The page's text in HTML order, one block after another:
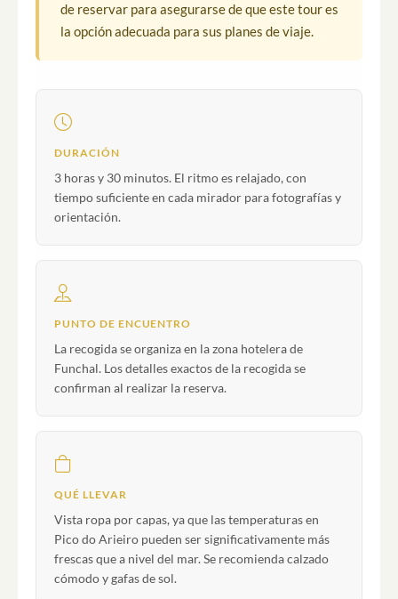
de reservar para asegurarse de que este tour es
la opción adecuada para sus planes de viaje.
DURACIÓN
3 horas y 30 minutos. El ritmo es relajado, con
tiempo suficiente en cada mirador para fotografías y
orientación.
PUNTO DE ENCUENTRO
La recogida se organiza en la zona hotelera de
Funchal. Los detalles exactos de la recogida se
confirman al realizar la reserva.
QUÉ LLEVAR
Vista ropa por capas, ya que las temperaturas en
Pico do Arieiro pueden ser significativamente más
frescas que a nivel del mar. Se recomienda calzado
cómodo y gafas de sol.